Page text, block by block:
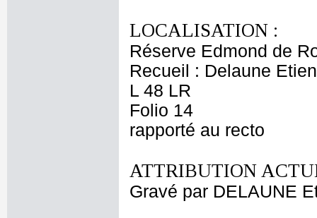
LOCALISATION :
Réserve Edmond de
Recueil : Delaune
L 48 LR
Folio 14
rapporté au recto
ATTRIBUTION
Gravé par DELAUNE